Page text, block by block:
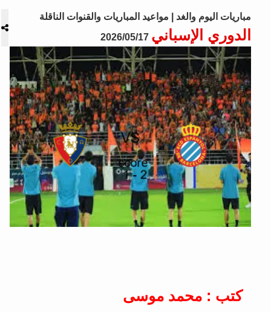
مباريات اليوم والغد | مواعيد المباريات والقنوات الناقلة
الدوري الإسباني 2026/05/17
كتب : محمد موسى